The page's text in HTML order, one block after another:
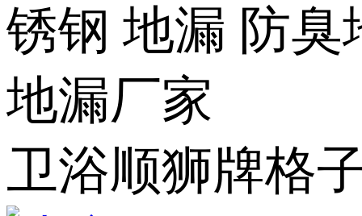
锈钢 地漏 防
地漏厂家
卫浴顺狮牌格